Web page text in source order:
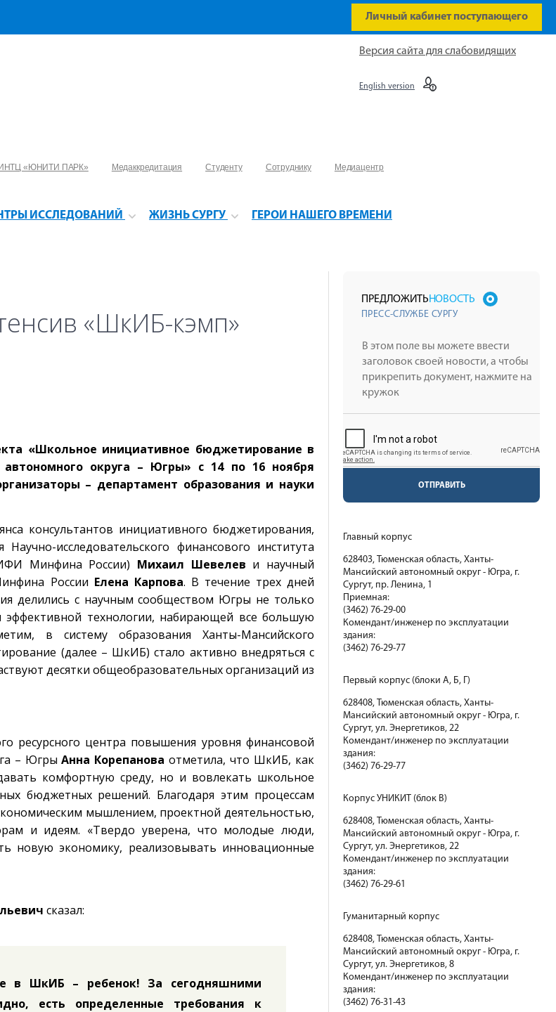
Личный кабинет поступающего
ИНТЦ «ЮНИТИ ПАРК» Медаккредитация Студенту Сотруднику
Медиацентр
ИССЛЕДОВАНИЙ ЖИЗНЬ СУРГУ
ГЕРОИ НАШЕГО ВРЕМЕНИ
Версия сайта для слабовидящих
English version
«ШкИБ-кэмп»
«Школьное инициативное бюджетирование в
автономного округа – Югры» с 14 по 16 ноября
– департамент образования и науки
консультантов инициативного бюджетирования,
исследовательского финансового института
Минфина России) Михаил Шевелев и научный
России Елена Карпова. В течение трех дней
делились с научным сообществом Югры не только
технологии, набирающей все большую
в систему образования Ханты-Мансийского
(далее – ШкИБ) стало активно внедряться с
десятки общеобразовательных организаций из
ресурсного центра повышения уровня финансовой
– ЮгрыАнна Корепанова отметила, что ШкИБ, как
комфортную среду, но и вовлекать школьное
бюджетных решений. Благодаря этим процессам
мышлением, проектной деятельностью,
и идеям. «Твердо уверена, что молодые люди,
новую экономику, реализовывать инновационные
сказал:
в ШкИБ – ребенок! За сегодняшними
есть определенные требования к
ПРЕДЛОЖИТЬНОВОСТЬ
ПРЕСС-СЛУЖБЕ СУРГУ
ОТПРАВИТЬ
Главный корпус
628403, Тюменская область, Ханты-
Мансийский автономный округ - Югра, г.
Сургут, пр. Ленина, 1
Приемная:
(3462) 76-29-00
Комендант/инженер по эксплуатации
здания:
(3462) 76-29-77
Первый корпус (блоки А, Б, Г)
628408, Тюменская область, Ханты-
Мансийский автономный округ - Югра, г.
Сургут, ул. Энергетиков, 22
Комендант/инженер по эксплуатации
здания:
(3462) 76-29-77
Корпус УНИКИТ (блок В)
628408, Тюменская область, Ханты-
Мансийский автономный округ - Югра, г.
Сургут, ул. Энергетиков, 22
Комендант/инженер по эксплуатации
здания:
(3462) 76-29-61
Гуманитарный корпус
628408, Тюменская область, Ханты-
Мансийский автономный округ - Югра, г.
Сургут, ул. Энергетиков, 8
Комендант/инженер по эксплуатации
здания:
(3462) 76-31-43